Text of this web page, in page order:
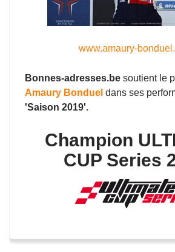
www.amaury-
Bonnes-adresses.be soutient le
Amaury Bonduel dans ses
'Saison 2019'.
Champion
CUP Series